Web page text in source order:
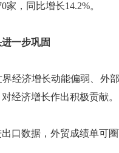
家，同比增长14.2%。
一步巩固
济增长动能偏弱、外部
经济增长作出积极贡献。
数据，外贸成绩单可圈